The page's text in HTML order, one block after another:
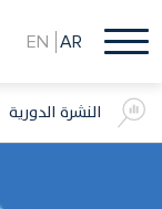
إلى
المحتوى
EN AR
النشرة الدورية